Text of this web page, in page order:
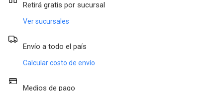
Retirá gratis por sucursal
Ver sucursales
Envío a todo el país
Calcular costo de envío
Medios de pago